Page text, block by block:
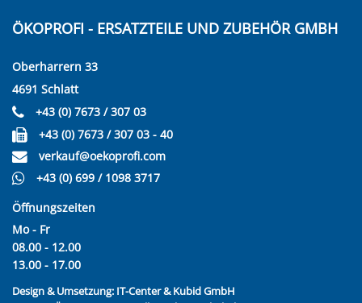
ÖKOPROFI - ERSATZTEILE UND ZUBEHÖR GMBH
Oberharrern 33
4691 Schlatt
+43 (0) 7673 / 307 03
+43 (0) 7673 / 307 03 - 40
verkauf@oekoprofi.com
+43 (0) 699 / 1098 3717
Öffnungszeiten
Mo - Fr
08.00 - 12.00
13.00 - 17.00
Design & Umsetzung: IT-Center & Kubid GmbH